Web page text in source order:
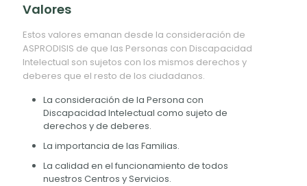
Valores
Estos valores emanan desde la consideración de
ASPRODISIS de que las Personas con Discapacidad
Intelectual son sujetos con los mismos derechos y
deberes que el resto de los ciudadanos.
La consideración de la Persona con
Discapacidad Intelectual como sujeto de
derechos y de deberes.
La importancia de las Familias.
La calidad en el funcionamiento de todos
nuestros Centros y Servicios.